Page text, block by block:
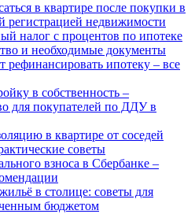
в квартире после покупки в
регистрацией недвижимости
налог с процентов по ипотеке
и необходимые документы
рефинансировать ипотеку – все
в собственность –
для покупателей по ДДУ в
в квартире от соседей
советы
взноса в Сбербанке –
в столице: советы для
бюджетом